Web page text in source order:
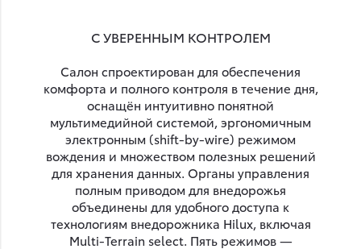
С УВЕРЕННЫМ КОНТРОЛЕМ
Салон спроектирован для обеспечения
комфорта и полного контроля в течение дня,
оснащён интуитивно понятной
мультимедийной системой, эргономичным
электронным (shift-by-wire) режимом
вождения и множеством полезных решений
для хранения данных. Органы управления
полным приводом для внедорожья
объединены для удобного доступа к
технологиям внедорожника Hilux, включая
Multi-Terrain select. Пять режимов —